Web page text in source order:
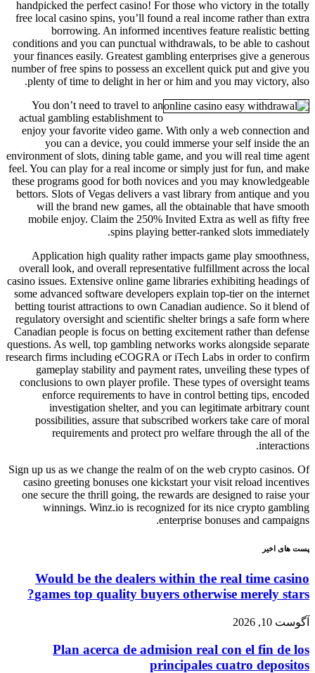
handpicked the perfect casino! For those who victory in the totally
free local casino spins, you’ll found a real income rather than extra
borrowing. An informed incentives feature realistic betting
conditions and you can punctual withdrawals, to be able to cashout
your finances easily. Greatest gambling enterprises give a generous
number of free spins to possess an excellent quick put and give you
plenty of time to delight in her or him and you may victory, also.
You don’t need to travel to an
actual gambling establishment to
enjoy your favorite video game. With only a web connection and
you can a device, you could immerse your self inside the an
environment of slots, dining table game, and you will real time agent
feel. You can play for a real income or simply just for fun, and make
these programs good for both novices and you may knowledgeable
bettors. Slots of Vegas delivers a vast library from antique and you
will the brand new games, all the obtainable that have smooth
mobile enjoy. Claim the 250% Invited Extra as well as fifty free
spins playing better-ranked slots immediately.
Application high quality rather impacts game play smoothness,
overall look, and overall representative fulfillment across the local
casino issues. Extensive online game libraries exhibiting headings of
some advanced software developers explain top-tier on the internet
betting tourist attractions to own Canadian audience. So it blend of
regulatory oversight and scientific shelter brings a safe form where
Canadian people is focus on betting excitement rather than defense
questions. As well, top gambling networks works alongside separate
research firms including eCOGRA or iTech Labs in order to confirm
gameplay stability and payment rates, unveiling these types of
conclusions to own player profile. These types of oversight teams
enforce requirements to have in control betting tips, encoded
investigation shelter, and you can legitimate arbitrary count
possibilities, assure that subscribed workers take care of moral
requirements and protect pro welfare through the all of the
interactions.
Sign up us as we change the realm of on the web crypto casinos. Of
casino greeting bonuses one kickstart your visit reload incentives
one secure the thrill going, the rewards are designed to raise your
winnings. Winz.io is recognized for its nice crypto gambling
enterprise bonuses and campaigns.
پست های اخیر
Would be the dealers within the real time casino
games top quality buyers otherwise merely stars?
آگوست 10, 2026
Plan acerca de admision real con el fin de los
principales cuatro depositos